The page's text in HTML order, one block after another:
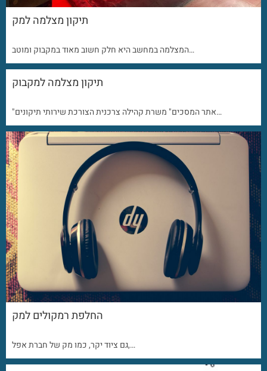
תיקון מצלמה למק
המצלמה במחשב היא חלק חשוב מאוד במקבוק ומוטב…
תיקון מצלמה למקבוק
"אתר המסכים" משרת קהילה צרכנית הצורכת שירותי תיקונים…
החלפת רמקולים למק
גם ציוד יקר, כמו מק של חברת אפל,…